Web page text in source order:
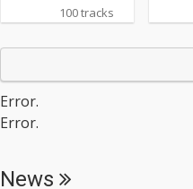
100 tracks
Error.
Error.
News